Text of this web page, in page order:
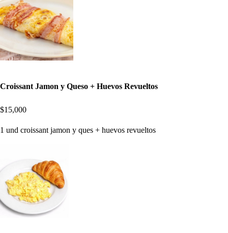
Croissant Jamon y Queso + Huevos Revueltos
$15,000
1 und croissant jamon y ques + huevos revueltos